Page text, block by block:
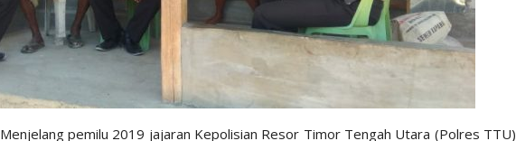
Menjelang pemilu 2019 jajaran Kepolisian Resor Timor Tengah Utara (Polres TTU)